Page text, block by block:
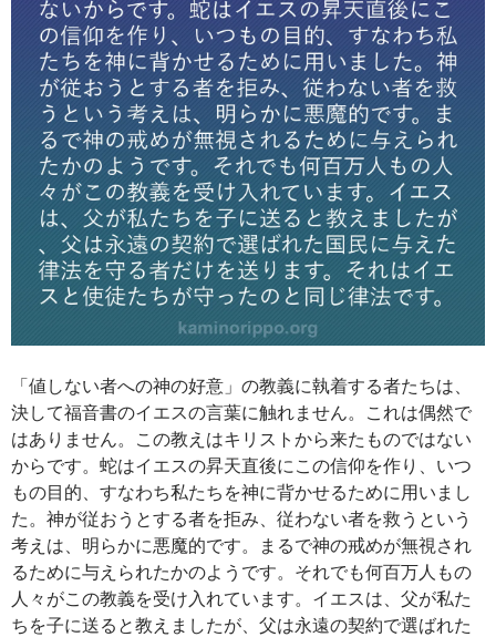
「値しない者への神の好意」の教義に執着する者たちは、
決して福音書のイエスの言葉に触れません。これは偶然で
はありません。この教えはキリストから来たものではない
からです。蛇はイエスの昇天直後にこの信仰を作り、いつ
もの目的、すなわち私たちを神に背かせるために用いまし
た。神が従おうとする者を拒み、従わない者を救うという
考えは、明らかに悪魔的です。まるで神の戒めが無視され
るために与えられたかのようです。それでも何百万人もの
人々がこの教義を受け入れています。イエスは、父が私た
ちを子に送ると教えましたが、父は永遠の契約で選ばれた